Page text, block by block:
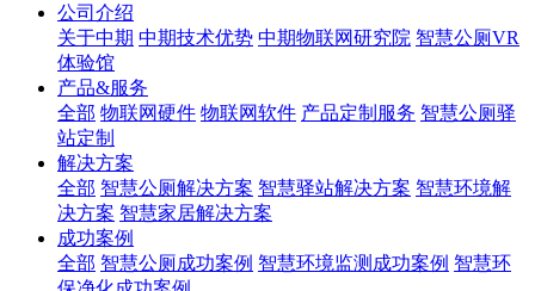
公司介绍
关于中期 中期技术优势 中期物联网研究院 智慧公厕VR
体验馆
产品&服务
全部 物联网硬件 物联网软件 产品定制服务 智慧公厕驿
站定制
解决方案
全部 智慧公厕解决方案 智慧驿站解决方案 智慧环境解
决方案 智慧家居解决方案
成功案例
全部 智慧公厕成功案例 智慧环境监测成功案例 智慧环